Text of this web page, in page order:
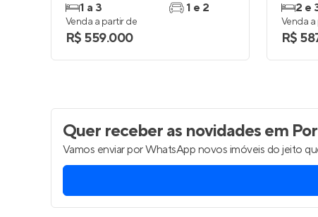
1 a 3
1 e 2
Venda a partir de
R$ 559.000
2 e
Venda
R$
Quer receber as novidadesem
Vamos enviar por WhatsApp novos imóveis do jeito